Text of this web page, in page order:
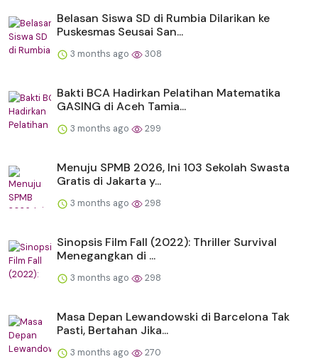
Belasan Siswa SD di Rumbia Dilarikan ke
Puskesmas Seusai San...
3 months ago 308
Bakti BCA Hadirkan Pelatihan Matematika
GASING di Aceh Tamia...
3 months ago 299
Menuju SPMB 2026, Ini 103 Sekolah Swasta
Gratis di Jakarta y...
3 months ago 298
Sinopsis Film Fall (2022): Thriller Survival
Menegangkan di ...
3 months ago 298
Masa Depan Lewandowski di Barcelona Tak
Pasti, Bertahan Jika...
3 months ago 270